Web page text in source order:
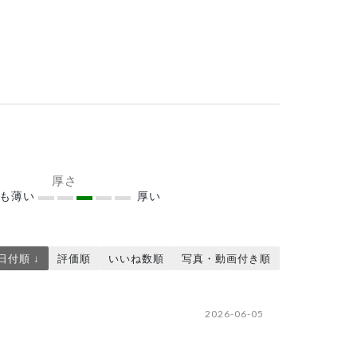
厚さ
薄い 厚い
付順 ↓ 評価順 いいね数順 写真・動画付き順
2026-06-05